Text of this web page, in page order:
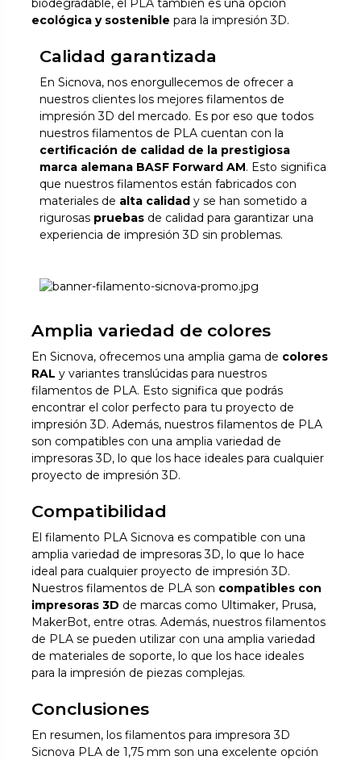
biodegradable, el PLA también es una opción
ecológica y sostenible para la impresión 3D.
Calidad garantizada
En Sicnova, nos enorgullecemos de ofrecer a
nuestros clientes los mejores filamentos de
impresión 3D del mercado. Es por eso que todos
nuestros filamentos de PLA cuentan con la
certificación de calidad de la prestigiosa
marca alemana BASF Forward AM. Esto significa
que nuestros filamentos están fabricados con
materiales de alta calidady se han sometido a
rigurosas pruebasde calidad para garantizar una
experiencia de impresión 3D sin problemas.
Amplia variedad de colores
En Sicnova, ofrecemos una amplia gama de colores
RAL y variantes translúcidas para nuestros
filamentos de PLA. Esto significa que podrás
encontrar el color perfecto para tu proyecto de
impresión 3D. Además, nuestros filamentos de PLA
son compatibles con una amplia variedad de
impresoras 3D, lo que los hace ideales para cualquier
proyecto de impresión 3D.
Compatibilidad
El filamento PLA Sicnova es compatible con una
amplia variedad de impresoras 3D, lo que lo hace
ideal para cualquier proyecto de impresión 3D.
Nuestros filamentos de PLA son compatibles con
impresoras 3D de marcas como Ultimaker, Prusa,
MakerBot, entre otras. Además, nuestros filamentos
de PLA se pueden utilizar con una amplia variedad
de materiales de soporte, lo que los hace ideales
para la impresión de piezas complejas.
Conclusiones
En resumen, los filamentos para impresora 3D
Sicnova PLA de 1,75 mm son una excelente opción